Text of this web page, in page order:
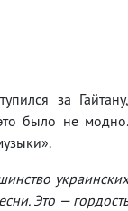
за Гайтану,
было не модно.
украинских
Это — гордость